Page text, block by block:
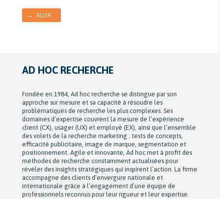
→ ALLER
AD HOC RECHERCHE
Fondée en 1984, Ad hoc recherche se distingue par son
approche sur mesure et sa capacité à résoudre les
problématiques de recherche les plus complexes. Ses
domaines d’expertise couvrent la mesure de l’expérience
client (CX), usager (UX) et employé (EX), ainsi que l’ensemble
des volets de la recherche marketing : tests de concepts,
efficacité publicitaire, image de marque, segmentation et
positionnement. Agile et innovante, Ad hoc met à profit des
méthodes de recherche constamment actualisées pour
révéler des insights stratégiques qui inspirent l’action. La firme
accompagne des clients d’envergure nationale et
internationale grâce à l’engagement d’une équipe de
professionnels reconnus pour leur rigueur et leur expertise.